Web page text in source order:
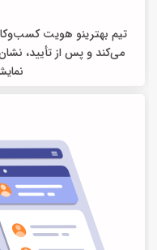
تیم بهترینو هویت
می‌کند و پس از تأیید،